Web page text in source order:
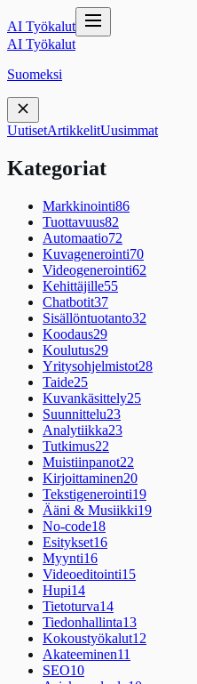
AI Työkalut
AI Työkalut
Suomeksi
UutisetArtikkelitUusimmat
Kategoriat
Markkinointi86
Tuottavuus82
Automaatio72
Kuvagenerointi70
Videogenerointi62
Kehittäjille55
Chatbotit37
Sisällöntuotanto32
Koodaus29
Koulutus29
Yritysohjelmistot28
Taide25
Kuvankäsittely25
Suunnittelu23
Analytiikka23
Tutkimus22
Muistiinpanot22
Kirjoittaminen20
Tekstigenerointi19
Ääni & Musiikki19
No-code18
Esitykset16
Myynti16
Videoeditointi15
Hupi14
Tietoturva14
Tiedonhallinta13
Kokoustyökalut12
Akateeminen11
SEO10